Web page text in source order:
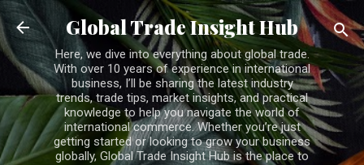
Skip to main content
Global Trade Insight Hub
Here, we dive into everything about global trade.
With over 10 years of experience in international
business, I’ll be sharing the latest industry
trends, trade tips, market insights, and practical
knowledge to help you navigate the world of
international commerce. Whether you’re just
getting started or looking to grow your business
globally, Global Trade Insight Hub is the place to